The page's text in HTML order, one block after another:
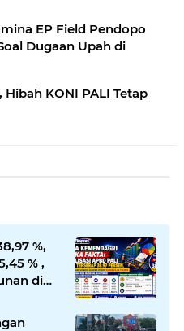
EP Field Pendopo
Dugaan Upah di
KONI PALI Tetap
%,
% ,
di